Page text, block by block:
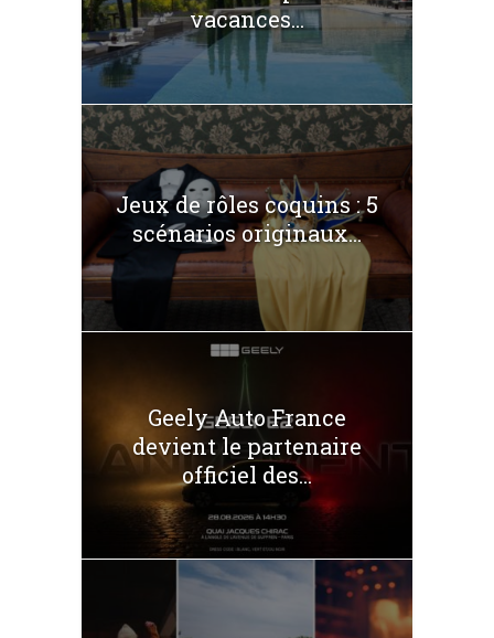
vacances...
Jeux de rôles coquins : 5
scénarios originaux...
Geely Auto France
devient le partenaire
officiel des...